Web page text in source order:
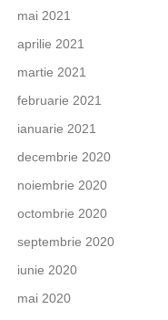
mai 2021
aprilie 2021
martie 2021
februarie 2021
ianuarie 2021
decembrie 2020
noiembrie 2020
octombrie 2020
septembrie 2020
iunie 2020
mai 2020